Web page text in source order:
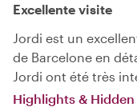
Excellente visite
Jordi est un
de Barcelone en
Jordi ont été très
Highlights &